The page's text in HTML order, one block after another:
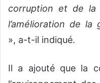
corruption et de la
l’amélioration de la
», a-t-il indiqué.
Il a ajouté que la